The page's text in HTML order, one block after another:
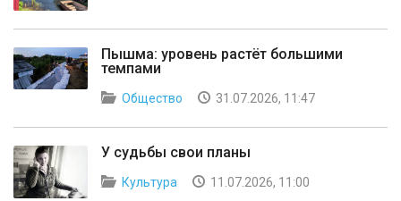
Пышма: уровень растёт большими
темпами
Общество 31.07.2026, 11:47
У судьбы свои планы
Культура 11.07.2026, 11:00